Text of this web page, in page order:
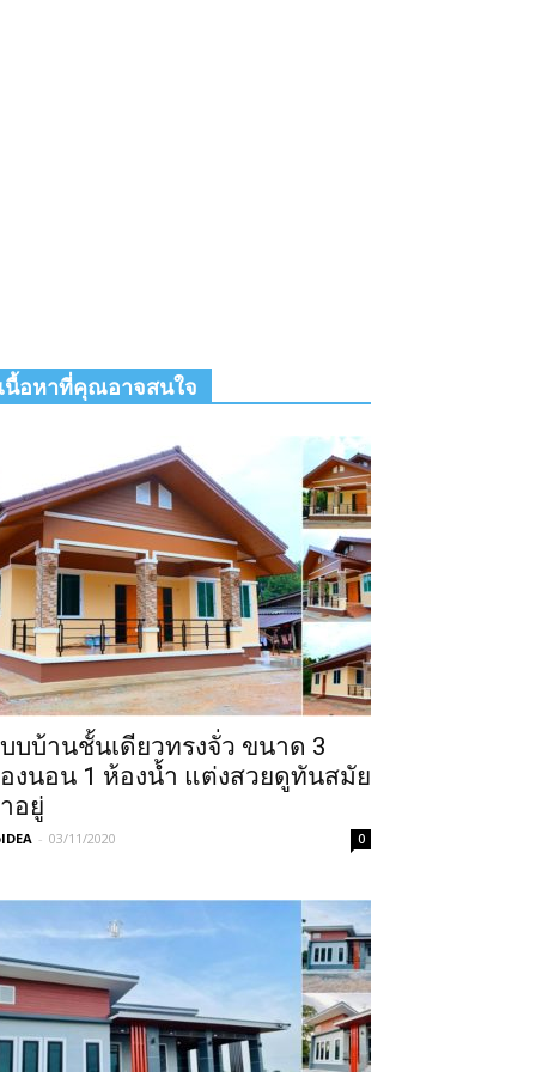
เนื้อหาที่คุณอาจสนใจ
บบ้านชั้นเดียวทรงจั่ว ขนาด 3
งนอน 1 ห้องน้ำ แต่งสวยดูทันสมัย
อยู่
- 03/11/2020 0